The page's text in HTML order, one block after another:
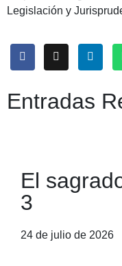
Legislación y
Entradas
El
3
24 de julio de 2026